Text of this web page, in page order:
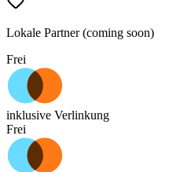
Lokale Partner (coming soon)
Frei
inklusive Verlinkung
Frei